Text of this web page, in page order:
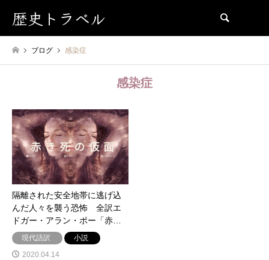
歴史トラベル
ブログ 感染症
感染症
隔離された安全地帯に逃げ込
んだ人々を襲う恐怖 全訳エ
ドガー・アラン・ポー「赤…
現代語訳
小説
2020.04.14